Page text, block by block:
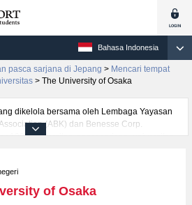
Bahasa Indonesia
pasca sarjana di Jepang > Mencari tempat
> The University of Osaka
dikelola bersama oleh Lembaga Yayasan
(ABK) dan Benesse Corp.
1300 universitas, pascasarjana, universitas
LettersatauFakultas Human
EconomicsatauFakultas
DentistryatauFakultas
of Osaka